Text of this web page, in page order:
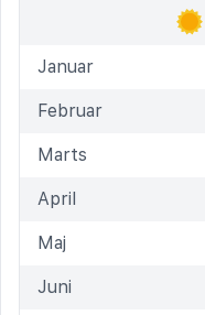
Januar
Februar
Marts
April
Maj
Juni